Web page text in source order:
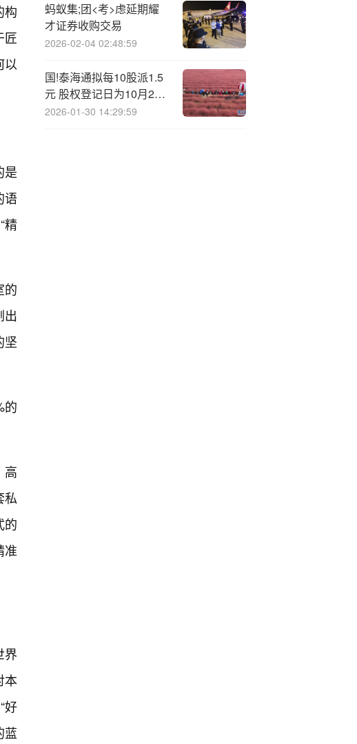
构
匠
以
是
语
精
的
出
坚
的
高
私
的
准
界
本
好
蓝
蚂蚁集;团<考>虑延期耀
才证券收购交易
2026-02-04 02:48:59
国!泰海通拟每10股派1.5
元 股权登记日为10月27
日
2026-01-30 14:29:59